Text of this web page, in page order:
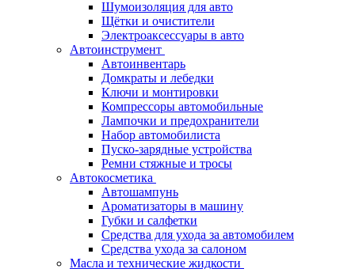
Шумоизоляция для авто
Щётки и очистители
Электроаксессуары в авто
Автоинструмент
Автоинвентарь
Домкраты и лебедки
Ключи и монтировки
Компрессоры автомобильные
Лампочки и предохранители
Набор автомобилиста
Пуско-зарядные устройства
Ремни стяжные и тросы
Автокосметика
Автошампунь
Ароматизаторы в машину
Губки и салфетки
Средства для ухода за автомобилем
Средства ухода за салоном
Масла и технические жидкости